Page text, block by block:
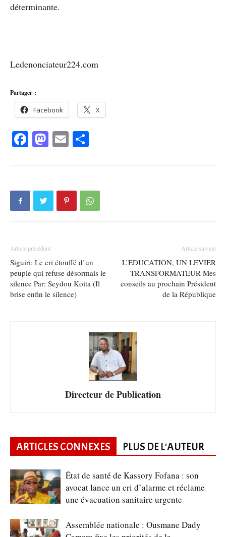
déterminante.
Ledenonciateur224.com
Partager :
Facebook X
Facebook
Mastodon
Email
Article précédent
Siguiri: Le cri étouffé d’un
peuple qui refuse désormais le
silence Par: Seydou Koita (Il
brise enfin le silence)
Article suivant
L’EDUCATION, UN LEVIER
TRANSFORMATEUR Mes
conseils au prochain Président
de la République
Directeur de Publication
ARTICLES CONNEXES PLUS DE L'AUTEUR
État de santé de Kassory Fofana : son
avocat lance un cri d’alarme et réclame
une évacuation sanitaire urgente
Assemblée nationale : Ousmane Dady